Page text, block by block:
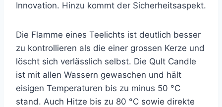
Innovation. Hinzu kommt der Sicherheitsaspekt.
Die Flamme eines Teelichts ist deutlich besser
zu kontrollieren als die einer grossen Kerze und
löscht sich verlässlich selbst. Die Qult Candle
ist mit allen Wassern gewaschen und hält
eisigen Temperaturen bis zu minus 50 °C
stand. Auch Hitze bis zu 80 °C sowie direkte